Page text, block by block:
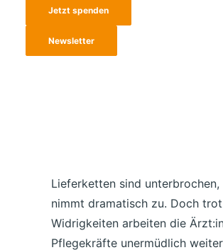
Jetzt spenden
Newsletter
mitten in einem Gebiet, das
und von der Außenwelt
Lieferketten sind
nimmt dramatisch zu. Doch
Widrigkeiten arbeiten die
Pflegekräfte unermüdlich